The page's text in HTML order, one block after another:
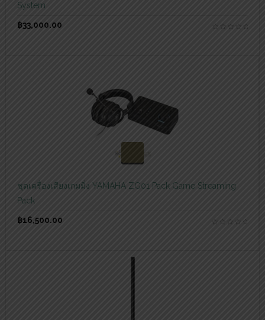
System
฿33,000.00
สอบถามและสั่งซื้อสินค้า
ชุดเครื่องเสียงเกมมิ่ง YAMAHA ZG01 Pack Game Streaming
Pack
฿16,500.00